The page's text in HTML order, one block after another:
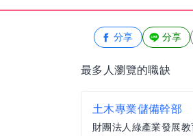
分享 分享
最多人瀏覽的職缺
土木專業儲備幹部
財團法人綠產業發展教